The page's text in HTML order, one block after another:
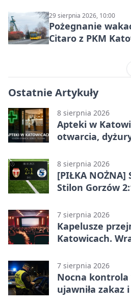
29 sierpnia 2026, 10:00
Pożegnanie
Citaro z PKM
Ostatnie Artykuły
8 sierpnia 2026
Apteki w
otwarcia,
8 sierpnia 2026
[PIŁKA
Stilon Gorzów
7 sierpnia 2026
Kapelusze
Katowicach.
7 sierpnia 2026
Nocna kontrola
ujawniła zakaz